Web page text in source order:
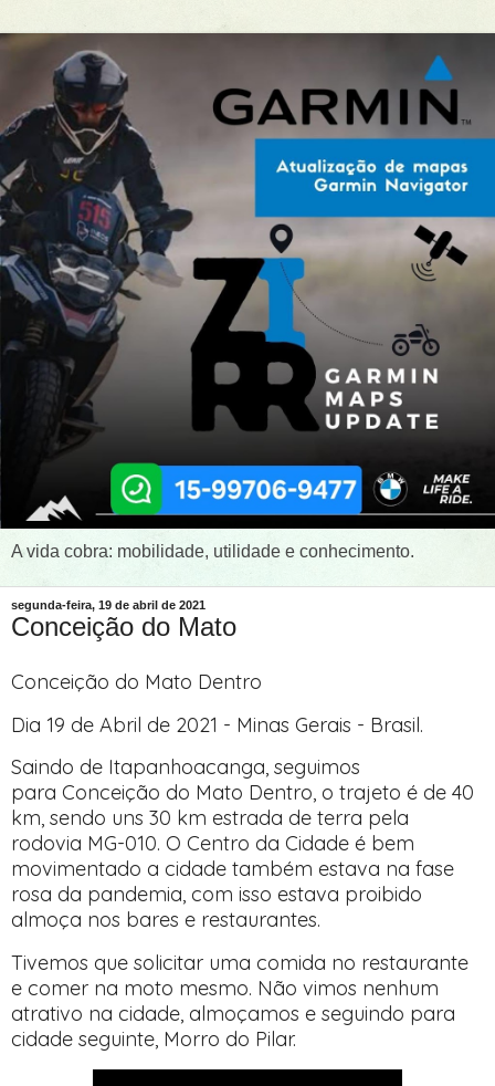
A vida cobra: mobilidade, utilidade e conhecimento.
segunda-feira, 19 de abril de 2021
Conceição do Mato
Conceição do Mato Dentro
Dia 19 de Abril de 2021 - Minas Gerais - Brasil.
Saindo de Itapanhoacanga, seguimos
para Conceição do Mato Dentro, o trajeto é de 40
km, sendo uns 30 km estrada de terra pela
rodovia MG-010. O Centro da Cidade é bem
movimentado a cidade também estava na fase
rosa da pandemia, com isso estava proibido
almoça nos bares e restaurantes.
Tivemos que solicitar uma comida no restaurante
e comer na moto mesmo. Não vimos nenhum
atrativo na cidade, almoçamos e seguindo para
cidade seguinte, Morro do Pilar.